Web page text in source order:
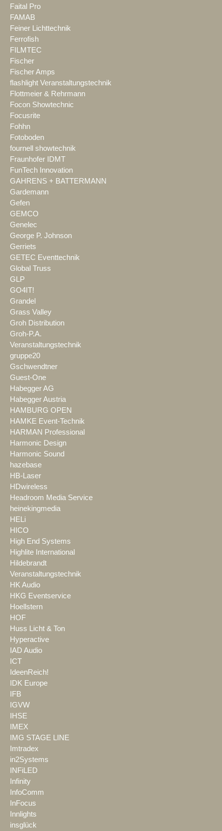
Faital Pro
FAMAB
Feiner Lichttechnik
Ferrofish
FILMTEC
Fischer
Fischer Amps
flashlight Veranstaltungstechnik
Flottmeier & Rehrmann
Focon Showtechnic
Focusrite
Fohhn
Fotoboden
fournell showtechnik
Fraunhofer IDMT
FunTech Innovation
GAHRENS + BATTERMANN
Gardemann
Gefen
GEMCO
Genelec
George P. Johnson
Gerriets
GETEC Eventtechnik
Global Truss
GLP
GO4IT!
Grandel
Grass Valley
Groh Distribution
Groh-P.A.
Veranstaltungstechnik
gruppe20
Gschwendtner
Guest-One
Habegger AG
Habegger Austria
HAMBURG OPEN
HAMKE Event-Technik
HARMAN Professional
Harmonic Design
Harmonic Sound
hazebase
HB-Laser
HDwireless
Headroom Media Service
heinekingmedia
HELi
HICO
High End Systems
Highlite International
Hildebrandt
Veranstaltungstechnik
HK Audio
HKG Eventservice
Hoellstern
HOF
Huss Licht & Ton
Hyperactive
IAD Audio
ICT
IdeenReich!
IDK Europe
IFB
IGVW
IHSE
IMEX
IMG STAGE LINE
Imtradex
in2Systems
INFiLED
Infinity
InfoComm
InFocus
Innlights
insglück